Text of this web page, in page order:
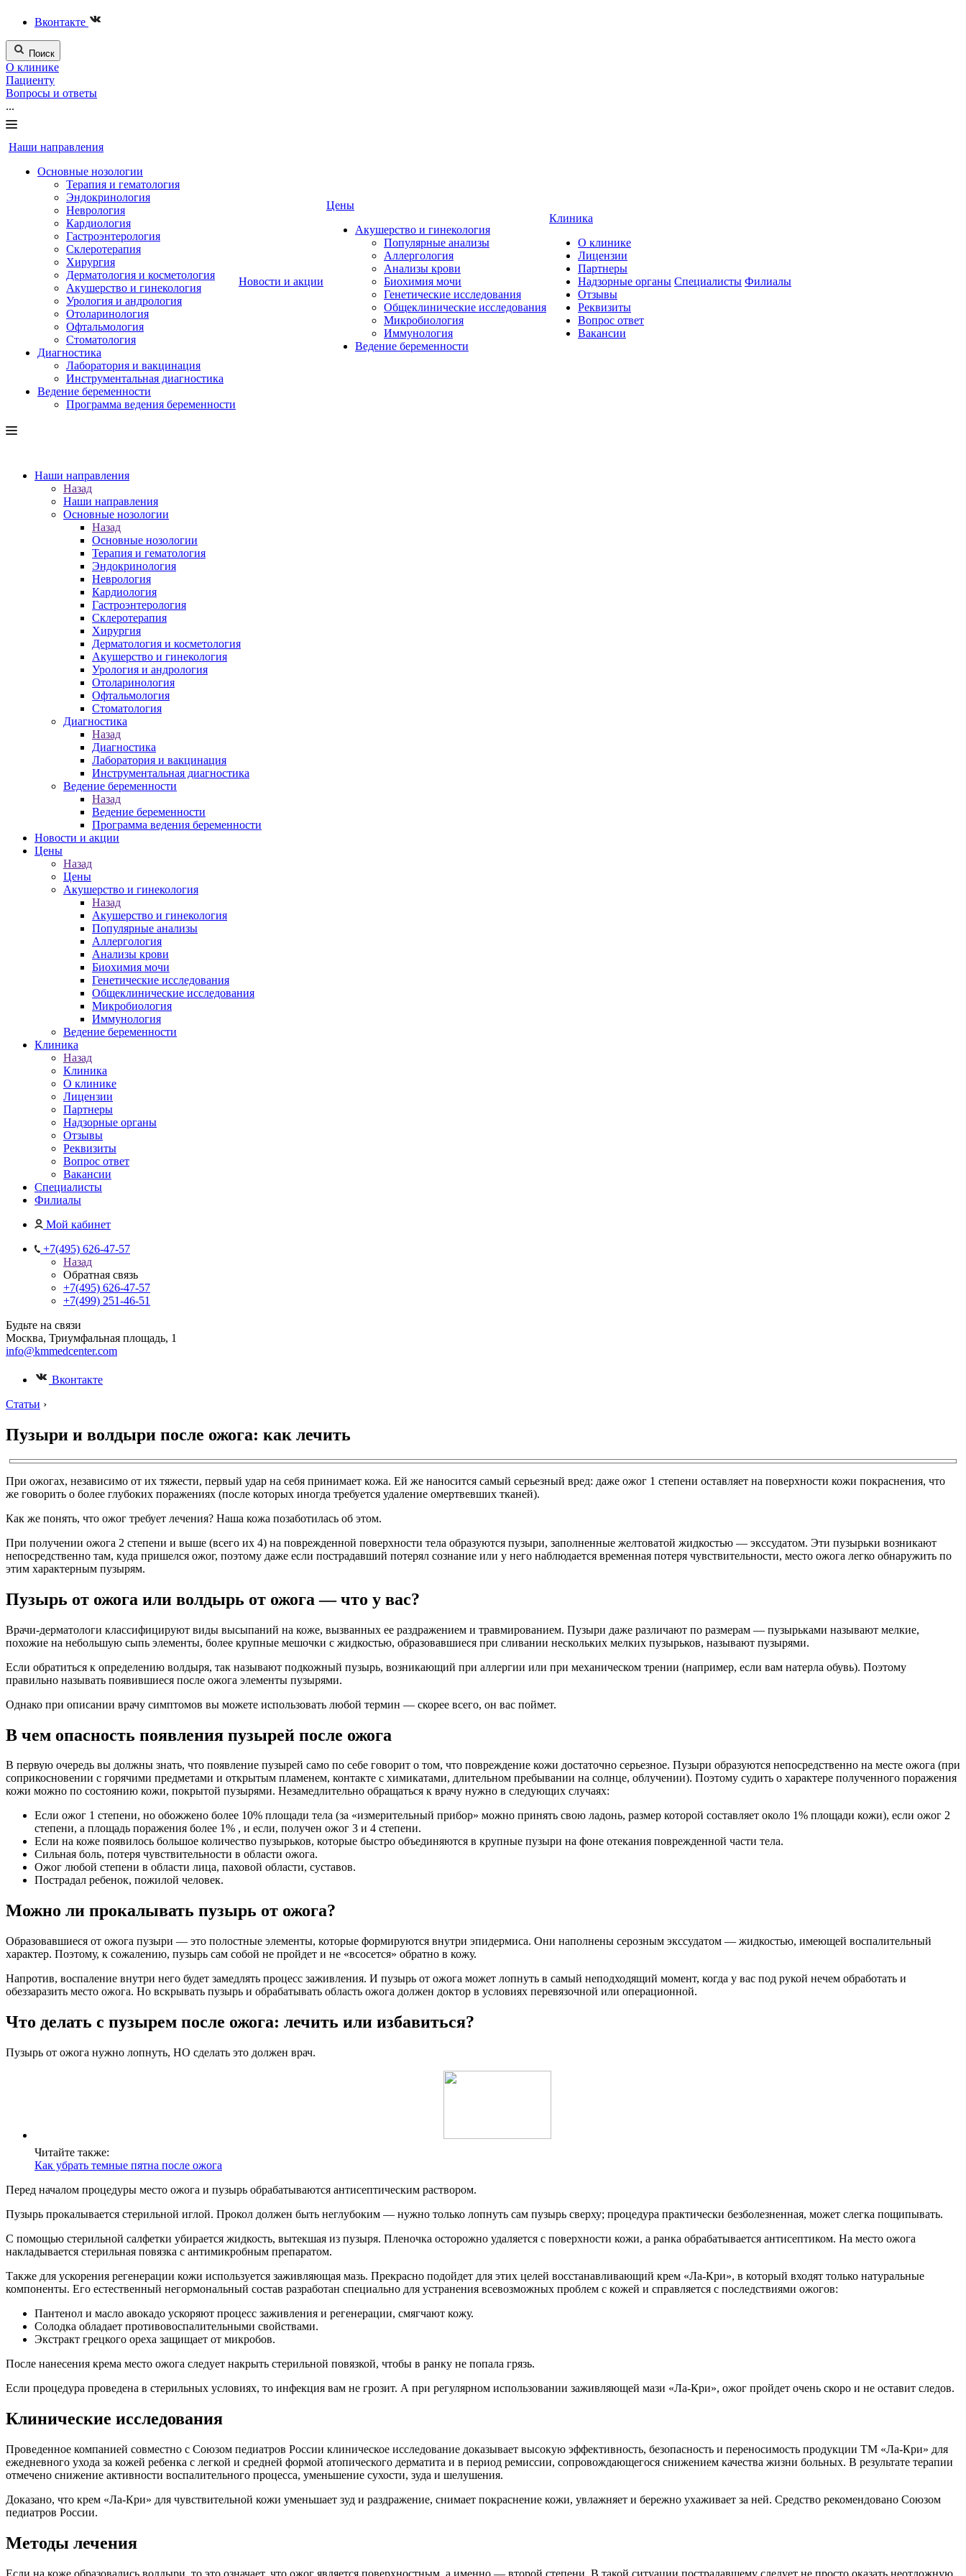
Вконтакте
Поиск
О клинике
Пациенту
Вопросы и ответы
...
Наши направления
Основные нозологии
Терапия и гематология
Эндокринология
Неврология
Кардиология
Гастроэнтерология
Склеротерапия
Хирургия
Дерматология и косметология
Акушерство и гинекология
Урология и андрология
Отоларинология
Офтальмология
Стоматология
Диагностика
Лаборатория и вакцинация
Инструментальная диагностика
Ведение беременности
Программа ведения беременности
Новости и акции
Цены
Акушерство и гинекология
Популярные анализы
Аллергология
Анализы крови
Биохимия мочи
Генетические исследования
Общеклинические исследования
Микробиология
Иммунология
Ведение беременности
Клиника
О клинике
Лицензии
Партнеры
Надзорные органы
Отзывы
Реквизиты
Вопрос ответ
Вакансии
Специалисты Филиалы
Наши направления
Назад
Наши направления
Основные нозологии
Назад
Основные нозологии
Терапия и гематология
Эндокринология
Неврология
Кардиология
Гастроэнтерология
Склеротерапия
Хирургия
Дерматология и косметология
Акушерство и гинекология
Урология и андрология
Отоларинология
Офтальмология
Стоматология
Диагностика
Назад
Диагностика
Лаборатория и вакцинация
Инструментальная диагностика
Ведение беременности
Назад
Ведение беременности
Программа ведения беременности
Новости и акции
Цены
Назад
Цены
Акушерство и гинекология
Назад
Акушерство и гинекология
Популярные анализы
Аллергология
Анализы крови
Биохимия мочи
Генетические исследования
Общеклинические исследования
Микробиология
Иммунология
Ведение беременности
Клиника
Назад
Клиника
О клинике
Лицензии
Партнеры
Надзорные органы
Отзывы
Реквизиты
Вопрос ответ
Вакансии
Специалисты
Филиалы
Мой кабинет
+7(495) 626-47-57
Назад
Обратная связь
+7(495) 626-47-57
+7(499) 251-46-51
Будьте на связи
Москва, Триумфальная площадь, 1
info@kmmedcenter.com
Вконтакте
Статьи ›
Пузыри и волдыри после ожога: как лечить
При ожогах, независимо от их тяжести, первый удар на себя принимает кожа. Ей же наносится самый серьезный вред: даже ожог 1 степени оставляет на поверхности кожи покраснения, что
же говорить о более глубоких поражениях (после которых иногда требуется удаление омертвевших тканей).
Как же понять, что ожог требует лечения? Наша кожа позаботилась об этом.
При получении ожога 2 степени и выше (всего их 4) на поврежденной поверхности тела образуются пузыри, заполненные желтоватой жидкостью — экссудатом. Эти пузырьки возникают
непосредственно там, куда пришелся ожог, поэтому даже если пострадавший потерял сознание или у него наблюдается временная потеря чувствительности, место ожога легко обнаружить по
этим характерным пузырям.
Пузырь от ожога или волдырь от ожога — что у вас?
Врачи-дерматологи классифицируют виды высыпаний на коже, вызванных ее раздражением и травмированием. Пузыри даже различают по размерам — пузырьками называют мелкие,
похожие на небольшую сыпь элементы, более крупные мешочки с жидкостью, образовавшиеся при сливании нескольких мелких пузырьков, называют пузырями.
Если обратиться к определению волдыря, так называют подкожный пузырь, возникающий при аллергии или при механическом трении (например, если вам натерла обувь). Поэтому
правильно называть появившиеся после ожога элементы пузырями.
Однако при описании врачу симптомов вы можете использовать любой термин — скорее всего, он вас поймет.
В чем опасность появления пузырей после ожога
В первую очередь вы должны знать, что появление пузырей само по себе говорит о том, что повреждение кожи достаточно серьезное. Пузыри образуются непосредственно на месте ожога (при
соприкосновении с горячими предметами и открытым пламенем, контакте с химикатами, длительном пребывании на солнце, облучении). Поэтому судить о характере полученного поражения
кожи можно по состоянию кожи, покрытой пузырями. Незамедлительно обращаться к врачу нужно в следующих случаях:
Если ожог 1 степени, но обожжено более 10% площади тела (за «измерительный прибор» можно принять свою ладонь, размер которой составляет около 1% площади кожи), если ожог 2
степени, а площадь поражения более 1% , и если, получен ожог 3 и 4 степени.
Если на коже появилось большое количество пузырьков, которые быстро объединяются в крупные пузыри на фоне отекания поврежденной части тела.
Сильная боль, потеря чувствительности в области ожога.
Ожог любой степени в области лица, паховой области, суставов.
Пострадал ребенок, пожилой человек.
Можно ли прокалывать пузырь от ожога?
Образовавшиеся от ожога пузыри — это полостные элементы, которые формируются внутри эпидермиса. Они наполнены серозным экссудатом — жидкостью, имеющей воспалительный
характер. Поэтому, к сожалению, пузырь сам собой не пройдет и не «всосется» обратно в кожу.
Напротив, воспаление внутри него будет замедлять процесс заживления. И пузырь от ожога может лопнуть в самый неподходящий момент, когда у вас под рукой нечем обработать и
обеззаразить место ожога. Но вскрывать пузырь и обрабатывать область ожога должен доктор в условиях перевязочной или операционной.
Что делать с пузырем после ожога: лечить или избавиться?
Пузырь от ожога нужно лопнуть, НО сделать это должен врач.
Читайте также:
Как убрать темные пятна после ожога
Перед началом процедуры место ожога и пузырь обрабатываются антисептическим раствором.
Пузырь прокалывается стерильной иглой. Прокол должен быть неглубоким — нужно только лопнуть сам пузырь сверху; процедура практически безболезненная, может слегка пощипывать.
С помощью стерильной салфетки убирается жидкость, вытекшая из пузыря. Пленочка осторожно удаляется с поверхности кожи, а ранка обрабатывается антисептиком. На место ожога
накладывается стерильная повязка с антимикробным препаратом.
Также для ускорения регенерации кожи используется заживляющая мазь. Прекрасно подойдет для этих целей восстанавливающий крем «Ла-Кри», в который входят только натуральные
компоненты. Его естественный негормональный состав разработан специально для устранения всевозможных проблем с кожей и справляется с последствиями ожогов:
Пантенол и масло авокадо ускоряют процесс заживления и регенерации, смягчают кожу.
Солодка обладает противовоспалительными свойствами.
Экстракт грецкого ореха защищает от микробов.
После нанесения крема место ожога следует накрыть стерильной повязкой, чтобы в ранку не попала грязь.
Если процедура проведена в стерильных условиях, то инфекция вам не грозит. А при регулярном использовании заживляющей мази «Ла-Кри», ожог пройдет очень скоро и не оставит следов.
Клинические исследования
Проведенное компанией совместно с Союзом педиатров России клиническое исследование доказывает высокую эффективность, безопасность и переносимость продукции ТМ «Ла-Кри» для
ежедневного ухода за кожей ребенка с легкой и средней формой атопического дерматита и в период ремиссии, сопровождающегося снижением качества жизни больных. В результате терапии
отмечено снижение активности воспалительного процесса, уменьшение сухости, зуда и шелушения.
Доказано, что крем «Ла-Кри» для чувствительной кожи уменьшает зуд и раздражение, снимает покраснение кожи, увлажняет и бережно ухаживает за ней. Средство рекомендовано Союзом
педиатров России.
Методы лечения
Если на коже образовались волдыри, то это означает, что ожог является поверхностным, а именно — второй степени. В такой ситуации пострадавшему следует не просто оказать неотложную